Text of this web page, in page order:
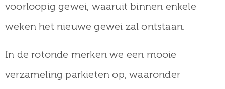
voorloopig gewei, waaruit binnen enkele
weken het nieuwe gewei zal ontstaan.
In de rotonde merken we een mooie
verzameling parkieten op, waaronder